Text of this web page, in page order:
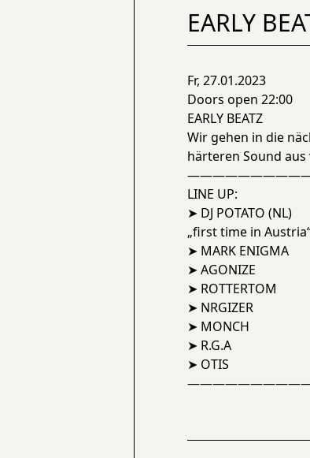
EARLY
Fr, 27.01.2023
Doors open 22:00
EARLY BEATZ
Wir gehen in die
härteren Sound
LINE UP:
➤ DJ POTATO (NL)
„first time in
➤ MARK ENIGMA
➤ AGONIZE
➤ ROTTERTOM
➤ NRGIZER
➤ MONCH
➤ R.G.A
➤ OTIS